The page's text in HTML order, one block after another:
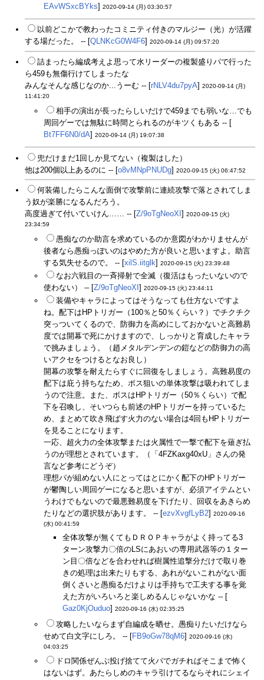
EAvWSxcBYks] 2020-09-14 (月) 03:30:57
以前どこかで教わったコミニティ付きのマルジー（光）が活躍
する場だった。 -- [QLNKcG0W4F6] 2020-09-14 (月) 09:57:20
詰まったら編成考えよ思って水リーダーの複製盛りパで行った
ら459も無傷行けてしまったな
みんなそんな感じなのか...うーむ -- [rNLV4du7pyA] 2020-09-14 (月)
11:41:20
相手の演出が長ったらしいだけで459までも弱いな…でも
周回ゲーでは無駄に時間とられるのがキツくもある -- [
Bt7FF6N0/dA] 2020-09-14 (月) 19:07:38
兜だけまだ1回しか見てない（複製はした）
他は200個以上あるのに -- [o8vMNpPNUDg] 2020-09-15 (火) 06:47:52
何装備したらこんな面倒で攻撃前に連続攻撃で落とされてしま
う奴が楽勝になるんだろう。
高度過ぎて付いていけん…… -- [Z/9oTgNeoXI ] 2020-09-15 (火)
23:34:59
愚痴なのか助言を求めているのか意図がわかりませんが
後者なら愚痴っぽいのはやめた方が良いと思いますよ。助言
する気失せるので。 -- [xilS.iitglk] 2020-09-15 (火) 23:39:48
なお六戦目の一斉掃射で全滅（復活はもったいないので
使わない） -- [Z/9oTgNeoXI ] 2020-09-15 (火) 23:44:11
装備やキャラによってはそうなっても仕方ないですよ
ね。配下はHPトリガー（100％と50％くらい？）でチクチク
突っついてくるので、防御力を高めにしておかないと高難易
度では開幕で死にかけますので、しっかりと育成したキャラ
で挑みましょう。（趙メタルデンデンの鎧などの防御力の高
いアクセをつけるとなお良し）
開幕の攻撃を耐えたらすぐに回復をしましょう。高難易度の
配下は庇う持ちなため、ボス狙いの単体攻撃は吸われてしま
うので注意。また、ボスはHPトリガー（50％くらい）で配
下を召喚し、そいつらも前述のHPトリガーを持っているた
め、まとめて吹き飛ばす火力のない場合は4回もHPトリガー
を見ることになります。
一応、超火力の全体攻撃または火属性で一撃で配下を薙ぎ払
うのが理想とされています。（「4FZKaxg40xU」さんの発
言など参考にどうぞ）
理想パが組めない人にとってはとにかく配下のHPトリガー
が鬱陶しい周回ゲーになると思いますが、必須アイテムとい
うわけでもないので最悪難易度を下げたり、回収をあきらめ
たりなどの選択肢があります。 -- [ezvXvgfLyB2] 2020-09-16
(水) 00:41:59
全体攻撃が無くてもＤＲＯＰキャラがよく持ってる3
ターン攻撃力〇倍のLSにあおいの専用武器等の１ター
ン目〇倍などを合わせれば樹属性追撃分だけで取り巻
きの処理は出来たりもする、あれがないこれがない面
倒くさいと愚痴るだけよりは手持ちで工夫する事を覚
えた方がいろいろと楽しめるんじゃないかな -- [
Gaz0KjOuduo] 2020-09-16 (水) 02:35:25
攻略したいならまず自編成を晒せ。愚痴りたいだけなら
せめて白文字にしろ。 -- [FB9oGw78qM6] 2020-09-16 (水)
04:03:25
ドロ関係ぜんぶ投げ捨てて火パでガチればそこまで怖く
はないはず。あたらしめのキャラ引けてるならそれにシェイ